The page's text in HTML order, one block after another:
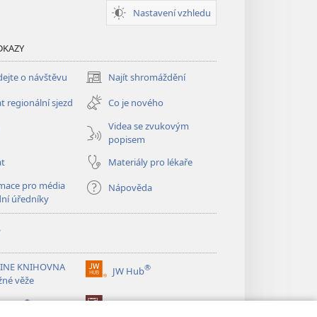
Nastavení vzhledu
o návštěvu Najít shromáždění
(otevřeno
nové
okno)
regionální sjezd
Co je nového
Videa se zvukovým
popisem
Materiály pro lékaře
pro média
úředníky
Nápověda
KNIHOVNA
věže
JW Hub®
(otevřeno
okno)
®